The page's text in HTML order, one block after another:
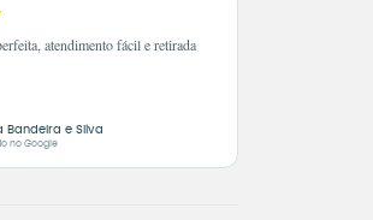
atendimento fácil e retirada
Bandeira e Silva
no Google